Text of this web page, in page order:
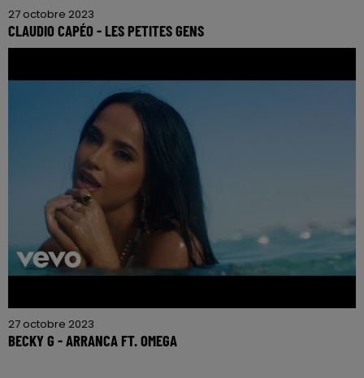
27 octobre 2023
CLAUDIO CAPÉO - LES PETITES GENS
27 octobre 2023
BECKY G - ARRANCA FT. OMEGA